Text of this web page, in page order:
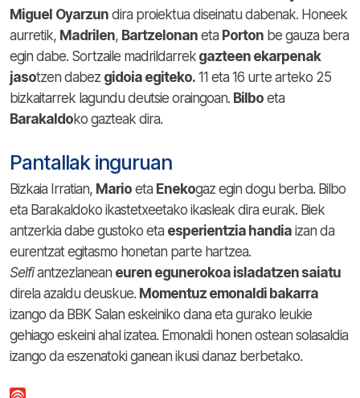
Miguel Oyarzun dira proiektua diseinatu dabenak. Honeek
aurretik, Madrilen, Bartzelonan eta Porton be gauza bera
egin dabe. Sortzaile madrildarrek gazteen ekarpenak
jasotzen dabez gidoia egiteko. 11 eta 16 urte arteko 25
bizkaitarrek lagundu deutsie oraingoan. Bilbo eta
Barakaldoko gazteak dira.
Pantallak inguruan
Bizkaia Irratian, Mario eta Enekogaz egin dogu berba. Bilbo
eta Barakaldoko ikastetxeetako ikasleak dira eurak. Biek
antzerkia dabe gustoko eta esperientzia handia izan da
eurentzat egitasmo honetan parte hartzea.
Selfiantzezlanean euren egunerokoa isladatzen saiatu
direla azaldu deuskue. Momentuz emonaldi bakarra
izango da BBK Salan eskeiniko dana eta gurako leukie
gehiago eskeini ahal izatea. Emonaldi honen ostean solasaldia
izango da eszenatoki ganean ikusi danaz berbetako.